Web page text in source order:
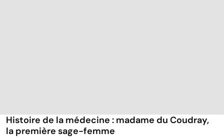
Histoire de la médecine : madame du Coudray,
la première sage-femme